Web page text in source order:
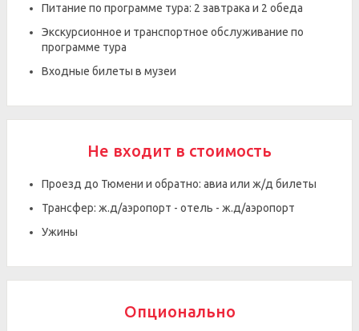
Питание по программе тура: 2 завтрака и 2 обеда
Экскурсионное и транспортное обслуживание по
программе тура
Входные билеты в музеи
Не входит в стоимость
Проезд до Тюмени и обратно: авиа или ж/д билеты
Трансфер: ж.д/аэропорт - отель - ж.д/аэропорт
Ужины
Опционально